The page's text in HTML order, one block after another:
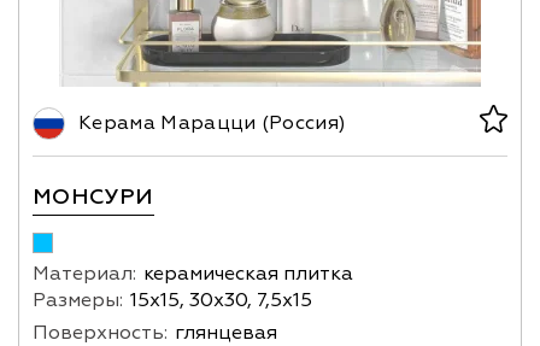
Керама Марацци (Россия)
МОНСУРИ
Материал: керамическая плитка
Размеры: 15х15, 30х30, 7,5х15
Поверхность: глянцевая